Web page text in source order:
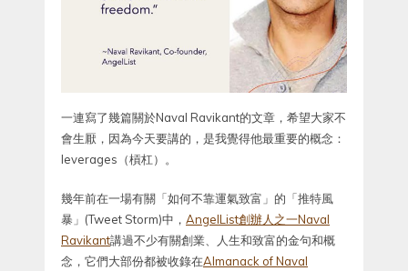
一連寫了幾篇關於Naval Ravikant的文章，希望大家不
會生厭，因為今天要講的，是我覺得他最重要的概念：
leverages（槓杠）。
幾年前在一場有關「如何不靠運氣致富」的「推特風
暴」(Tweet Storm)中， AngelList創辦人之一Naval
Ravikant講過不少有關創業、人生和致富的金句和概
念，它們大部份都被收錄在Almanack of Naval